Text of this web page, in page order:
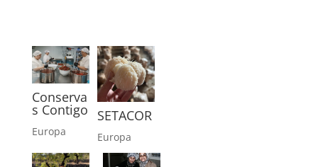
Conserva
s Contigo
Europa
SETACOR
Europa